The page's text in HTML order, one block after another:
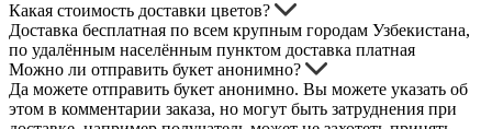
Какая стоимость доставки цветов?
Доставка бесплатная по всем крупным городам Узбекистана,
по удалённым населённым пунктом доставка платная
Можно ли отправить букет анонимно?
Да можете отправить букет анонимно. Вы можете указать об
этом в комментарии заказа, но могут быть затруднения при